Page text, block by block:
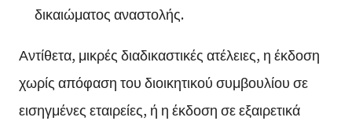
δικαιώματος αναστολής.
Αντίθετα, μικρές διαδικαστικές ατέλειες, η έκδοση
χωρίς απόφαση του διοικητικού συμβουλίου σε
εισηγμένες εταιρείες, ή η έκδοση σε εξαιρετικά